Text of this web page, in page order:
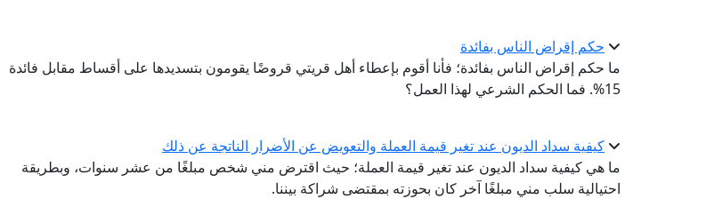
حكم إقراض الناس بفائدة
ما حكم إقراض الناس بفائدة؛ فأنا أقوم بإعطاء أهل قريتي قروضًا يقومون بتسديدها على أقساط مقابل فائدة
15%. فما الحكم الشرعي لهذا العمل؟
كيفية سداد الديون عند تغير قيمة العملة والتعويض عن الأضرار الناتجة عن ذلك
ما هي كيفية سداد الديون عند تغير قيمة العملة؛ حيث اقترض مني شخص مبلغًا من عشر سنوات، وبطريقة
احتيالية سلب مني مبلغًا آخر كان بحوزته بمقتضى شراكة بيننا.